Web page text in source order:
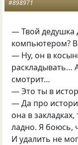
#898971
— Твой дедушка
компьютером? В
— Ну, он в
раскладывать…
смотрит…
— Это ты в
— Да про
она в
ладно. Я боюсь,
И удалить не